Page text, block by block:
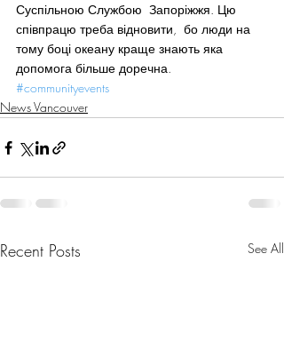
Суспільною Службою  Запоріжжя. Цю
співпрацю треба відновити,  бо люди на
тому боці океану краще знають яка
допомога більше доречна.
#communityevents
News Vancouver
Recent Posts See All